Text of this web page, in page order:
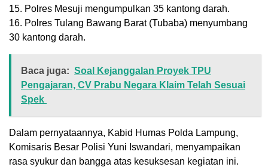
15. Polres Mesuji mengumpulkan 35 kantong darah.
16. Polres Tulang Bawang Barat (Tubaba) menyumbang
30 kantong darah.
Baca juga: Soal Kejanggalan Proyek TPU
Pengajaran, CV Prabu Negara Klaim Telah Sesuai
Spek ‎
Dalam pernyataannya, Kabid Humas Polda Lampung,
Komisaris Besar Polisi Yuni Iswandari, menyampaikan
rasa syukur dan bangga atas kesuksesan kegiatan ini.